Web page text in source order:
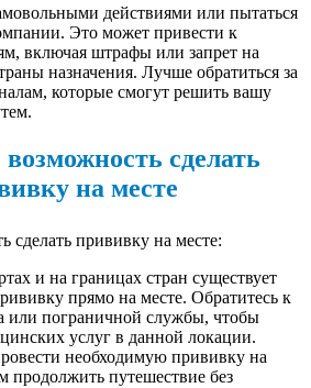
действиями или пытаться
Это может привести к
включая штрафы или запрет на
назначения. Лучше обратиться за
которые смогут решить вашу
сделать
на месте
сделать прививку на месте:
и на границах стран существует
прямо на месте. Обратитесь к
или пограничной службы, чтобы
услуг в данной локации.
необходимую прививку на
продолжить путешествие без